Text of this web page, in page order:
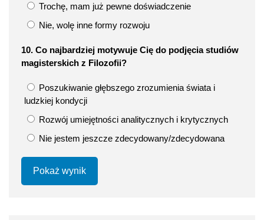
Trochę, mam już pewne doświadczenie
Nie, wolę inne formy rozwoju
10. Co najbardziej motywuje Cię do podjęcia studiów
magisterskich z Filozofii?
Poszukiwanie głębszego zrozumienia świata i
ludzkiej kondycji
Rozwój umiejętności analitycznych i krytycznych
Nie jestem jeszcze zdecydowany/zdecydowana
Pokaż wynik